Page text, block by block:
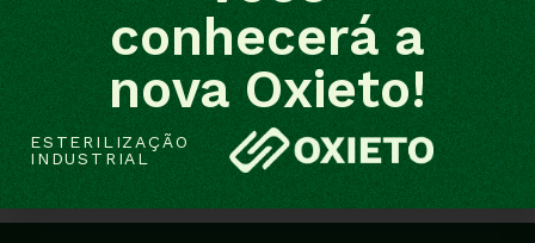
← Imagem anterior Próxima imagem →
conhecerá a
nova Oxieto!
ESTERILIZAÇÃO
INDUSTRIAL